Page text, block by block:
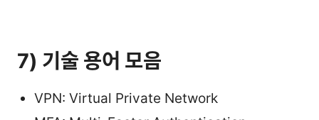
7) 기술 용어 모음
VPN: Virtual Private Network